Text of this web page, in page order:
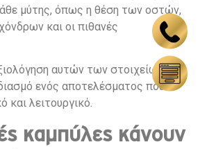
μύτης, όπως η θέση των οστών,
και οι πιθανές
αυτών των στοιχείων
ενός αποτελέσματος που
και λειτουργικό.
καμπύλες κάνουν